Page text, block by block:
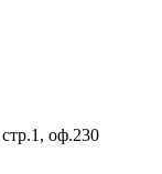
оф.230